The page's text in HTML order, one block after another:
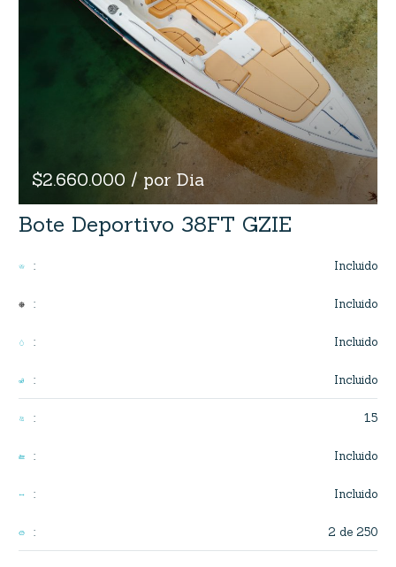
$2.660.000 / por Dia
Bote Deportivo 38FT GZIE
: Incluido
: Incluido
: Incluido
: Incluido
: 15
: Incluido
: Incluido
: 2 de 250